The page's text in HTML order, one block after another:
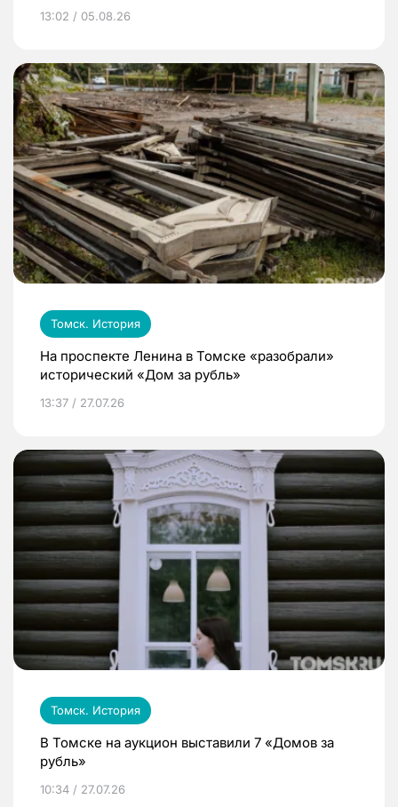
13:02 / 05.08.26
Томск. История
На проспекте Ленина в Томске «разобрали»
исторический «Дом за рубль»
13:37 / 27.07.26
Томск. История
В Томске на аукцион выставили 7 «Домов за
рубль»
10:34 / 27.07.26